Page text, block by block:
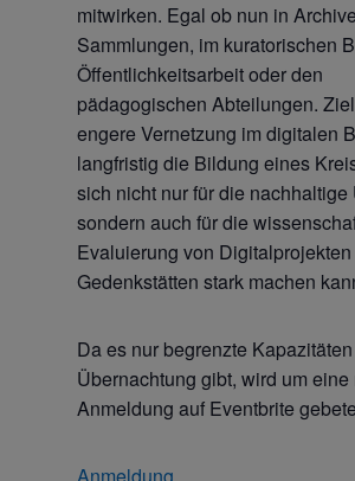
mitwirken. Egal ob nun in
Sammlungen, im kuratorischen
Öffentlichkeitsarbeit oder den
pädagogischen Abteilungen.
engere Vernetzung im digitalen
langfristig die Bildung eines
sich nicht nur für die nachhaltige
sondern auch für die
Evaluierung von Digitalprojekten
Gedenkstätten stark machen
Da es nur begrenzte
Übernachtung gibt, wird um eine
Anmeldung auf Eventbrite